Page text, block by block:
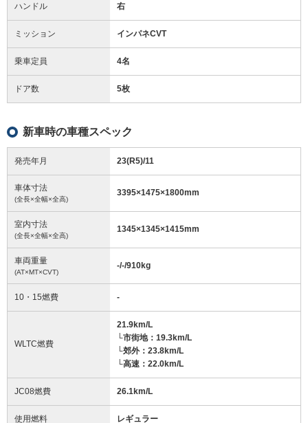
ハンドル 右
ミッション インパネCVT
乗車定員 4名
ドア数 5枚
新車時の車種スペック
発売年月 23(R5)/11
車体寸法
(全長×全幅×全高)
3395×1475×1800mm
室内寸法
(全長×全幅×全高)
1345×1345×1415mm
車両重量
(AT×MT×CVT)
-/-/910kg
10・15燃費 -
WLTC燃費
21.9km/L
└市街地：19.3km/L
└郊外：23.8km/L
└高速：22.0km/L
JC08燃費 26.1km/L
使用燃料 レギュラー